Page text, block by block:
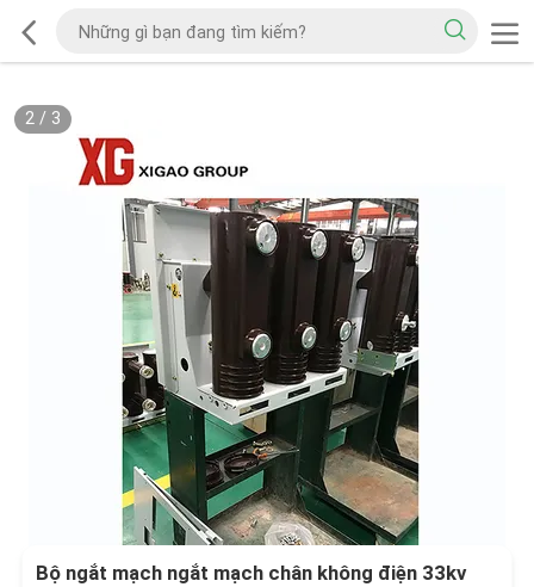
2/ 3
Bộ ngắt mạch ngắt mạch chân không điện 33kv